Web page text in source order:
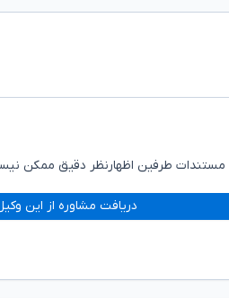
مستندات طرفین اظهارنظر دقیق ممکن
دریافت مشاوره از این